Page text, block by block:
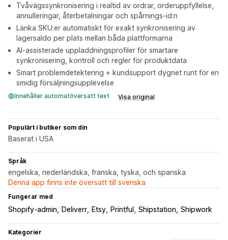
Tvåvägssynkronisering i realtid av ordrar, orderuppfyllelse,
annulleringar, återbetalningar och spårnings-id:n
Länka SKU:er automatiskt för exakt synkronisering av
lagersaldo per plats mellan båda plattformarna
AI-assisterade uppladdningsprofiler för smartare
synkronisering, kontroll och regler för produktdata
Smart problemdetektering + kundsupport dygnet runt för en
smidig försäljningsupplevelse
Innehåller automatöversatt text Visa original
Populärt i butiker som din
Baserat i USA
Språk
engelska, nederländska, franska, tyska, och spanska
Denna app finns inte översatt till svenska
Fungerar med
Shopify-admin Deliverr Etsy Printful Shipstation Shipwork
Kategorier